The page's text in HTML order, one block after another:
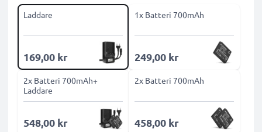
Laddare
169,00 kr
1x Batteri 700mAh
249,00 kr
2x Batteri 700mAh+
Laddare
548,00 kr
2x Batteri 700mAh
458,00 kr